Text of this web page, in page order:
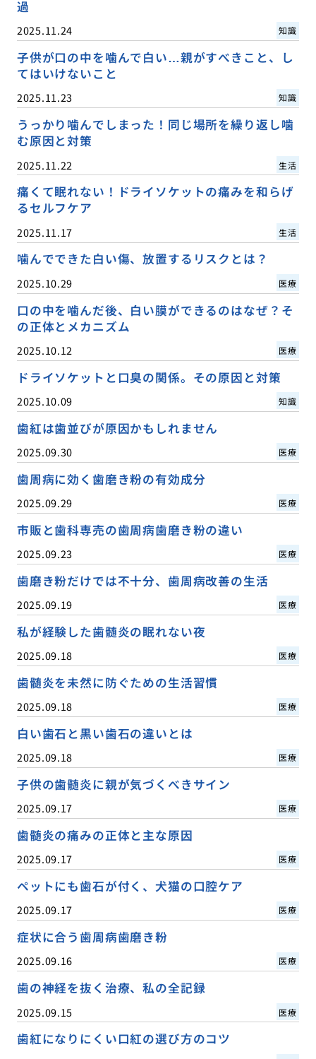
過
2025.11.24 知識
子供が口の中を噛んで白い…親がすべきこと、し
てはいけないこと
2025.11.23 知識
うっかり噛んでしまった！同じ場所を繰り返し噛
む原因と対策
2025.11.22 生活
痛くて眠れない！ドライソケットの痛みを和らげ
るセルフケア
2025.11.17 生活
噛んでできた白い傷、放置するリスクとは？
2025.10.29 医療
口の中を噛んだ後、白い膜ができるのはなぜ？そ
の正体とメカニズム
2025.10.12 医療
ドライソケットと口臭の関係。その原因と対策
2025.10.09 知識
歯紅は歯並びが原因かもしれません
2025.09.30 医療
歯周病に効く歯磨き粉の有効成分
2025.09.29 医療
市販と歯科専売の歯周病歯磨き粉の違い
2025.09.23 医療
歯磨き粉だけでは不十分、歯周病改善の生活
2025.09.19 医療
私が経験した歯髄炎の眠れない夜
2025.09.18 医療
歯髄炎を未然に防ぐための生活習慣
2025.09.18 医療
白い歯石と黒い歯石の違いとは
2025.09.18 医療
子供の歯髄炎に親が気づくべきサイン
2025.09.17 医療
歯髄炎の痛みの正体と主な原因
2025.09.17 医療
ペットにも歯石が付く、犬猫の口腔ケア
2025.09.17 医療
症状に合う歯周病歯磨き粉
2025.09.16 医療
歯の神経を抜く治療、私の全記録
2025.09.15 医療
歯紅になりにくい口紅の選び方のコツ